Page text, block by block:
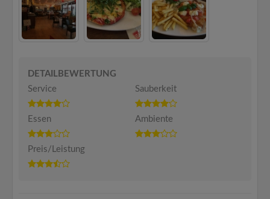
DETAILBEWERTUNG
Service
Sauberkeit
Essen Ambiente
Preis/Leistung